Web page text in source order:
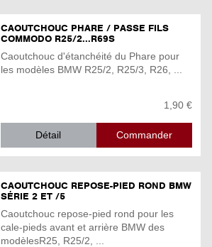
CAOUTCHOUC PHARE / PASSE FILS
COMMODO R25/2...R69S
Caoutchouc d'étanchéité du Phare pour
les modèles BMW R25/2, R25/3, R26, ...
1,90 €
Détail
CAOUTCHOUC REPOSE-PIED ROND BMW
SÉRIE 2 ET /5
Caoutchouc repose-pied rond pour les
cale-pieds avant et arrière BMW des
modèlesR25, R25/2, ...